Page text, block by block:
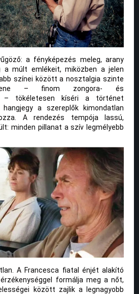
a fényképezés meleg, arany
a múlt emlékeit, miközben a jelen
színei között a nosztalgia szinte
– finom zongora- és
– tökéletesen kíséri a történet
a szereplők kimondatlan
A rendezés tempója lassú,
minden pillanat a szív legmélyebb
A Francesca fiatal énjét alakító
formálja meg a nőt,
között zajlik a legnagyobb